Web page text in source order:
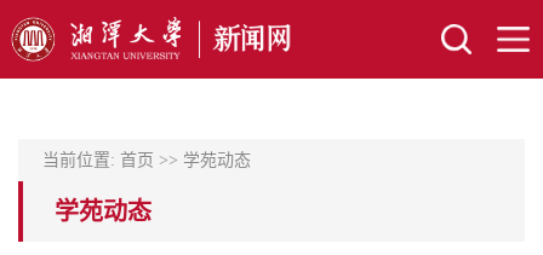
当前位置: 首页 >> 学苑动态
学苑动态